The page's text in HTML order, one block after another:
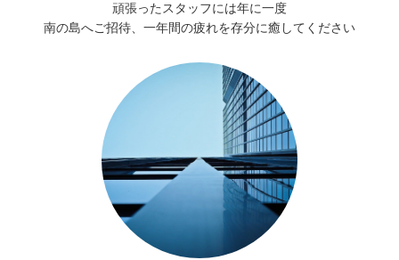
頑張ったスタッフには年に一度
南の島へご招待、一年間の疲れを存分に癒してください